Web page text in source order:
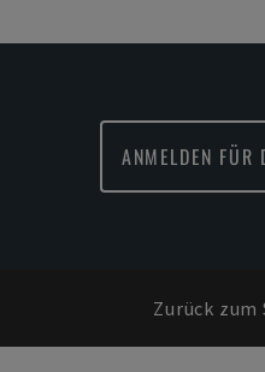
ANMELDEN FÜR
Zurück